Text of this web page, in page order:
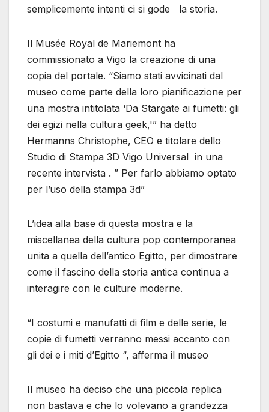
semplicemente intenti ci si gode la storia.
Il Musée Royal de Mariemont ha
commissionato a Vigo la creazione di una
copia del portale. “Siamo stati avvicinati dal
museo come parte della loro pianificazione per
una mostra intitolata ‘Da Stargate ai fumetti: gli
dei egizi nella cultura geek,'” ha detto
Hermanns Christophe, CEO e titolare dello
Studio di Stampa 3D Vigo Universal in una
recente intervista . ” Per farlo abbiamo optato
per l’uso della stampa 3d”
L’idea alla base di questa mostra e la
miscellanea della cultura pop contemporanea
unita a quella dell’antico Egitto, per dimostrare
come il fascino della storia antica continua a
interagire con le culture moderne.
“I costumi e manufatti di film e delle serie, le
copie di fumetti verranno messi accanto con
gli dei e i miti d’Egitto “, afferma il museo
Il museo ha deciso che una piccola replica
non bastava e che lo volevano a grandezza